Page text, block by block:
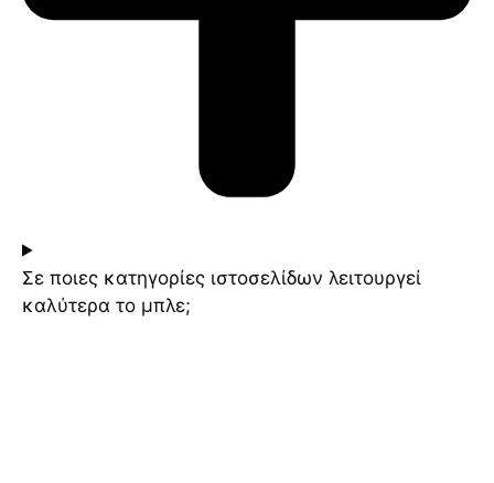
Σε ποιες κατηγορίες ιστοσελίδων λειτουργεί
καλύτερα το μπλε;